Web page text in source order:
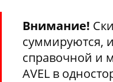
Внимание!
суммируются,
справочной и
AVEL в